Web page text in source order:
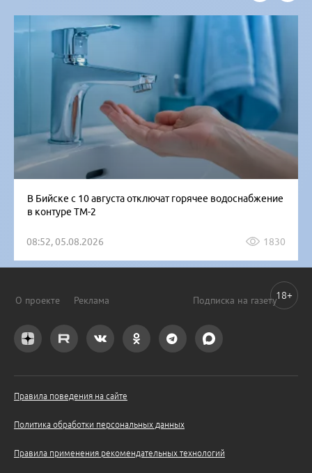
В Бийске с 10 августа отключат горячее водоснабжение
в контуре ТМ-2
08:52, 05.08.2026 1830
О проекте Реклама Подписка на газету
Правила поведения на сайте
Политика обработки персональных данных
Правила применения рекомендательных технологий
18+